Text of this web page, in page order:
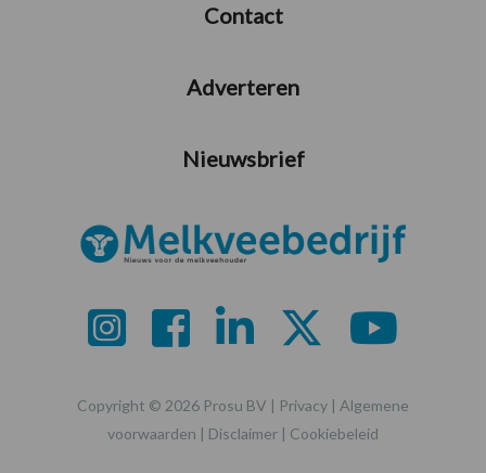
Contact
Adverteren
Nieuwsbrief
Copyright © 2026 Prosu BV | Privacy | Algemene
voorwaarden | Disclaimer | Cookiebeleid